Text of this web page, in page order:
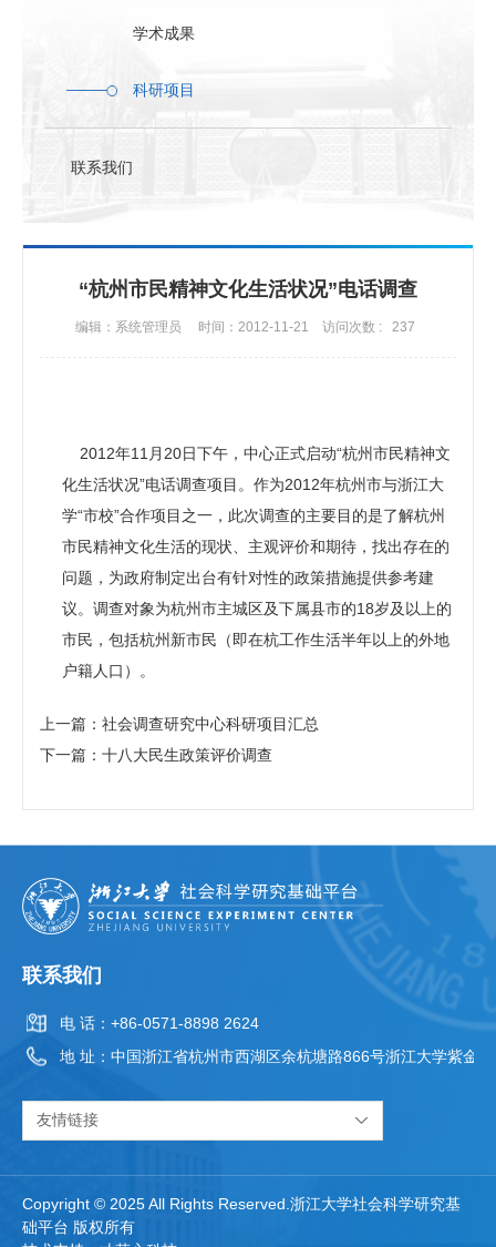
学术成果
科研项目
联系我们
“杭州市民精神文化生活状况”电话调查
编辑：系统管理员 时间：2012-11-21 访问次数 : 237
2012年11月20日下午，中心正式启动“杭州市民精神文
化生活状况”电话调查项目。作为2012年杭州市与浙江大
学“市校”合作项目之一，此次调查的主要目的是了解杭州
市民精神文化生活的现状、主观评价和期待，找出存在的
问题，为政府制定出台有针对性的政策措施提供参考建
议。调查对象为杭州市主城区及下属县市的18岁及以上的
市民，包括杭州新市民（即在杭工作生活半年以上的外地
户籍人口）。
上一篇：社会调查研究中心科研项目汇总
下一篇：十八大民生政策评价调查
联系我们
电 话： +86-0571-8898 2624
地 址： 中国浙江省杭州市西湖区余杭塘路866号浙江大学紫金
友情链接
Copyright © 2025 All Rights Reserved.浙江大学社会科学研究基
础平台 版权所有